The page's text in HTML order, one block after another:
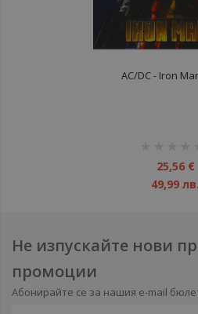
AC/DC - Iron
25,56 €
49,99 лв.
Не изпускайте нови
промоции
Абонирайте се за нашия e-mail